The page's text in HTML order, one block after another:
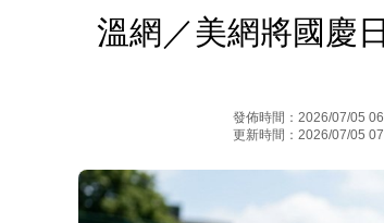
溫網／美網將國慶
發佈時間：2026/07/05
更新時間：2026/07/05